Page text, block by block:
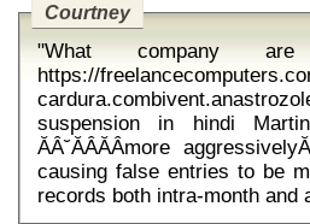
Courtney
"What company
https://
suspension in hindi Martin-Artajo and Grout then began to
ĂÂ˘ĂÂĂÂmore
causing false entries to be